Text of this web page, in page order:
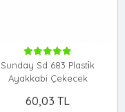
Sunday Sd 683 Plasti̇k
Ayakkabi Çekecek
60,03 TL